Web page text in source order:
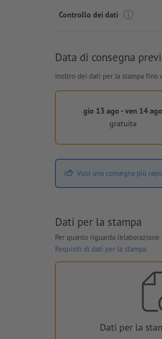
Controllo dei dati
Data di consegna
Inoltro dei dati per la stampa fino
gio 13 ago - ven 14 ago
gratuita
Vuoi una consegna più
Dati per la stampa
Per quanto riguarda
Requisiti di dati per la stampa
Dati per la